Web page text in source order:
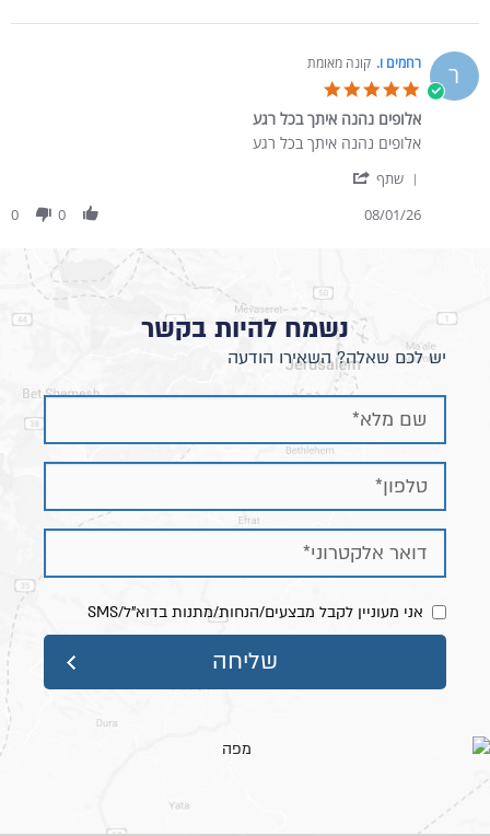
ר רחמים ו. קונה מאומת
אלופים נהנה איתך בכל רגע
Review by רחמים ו. on 8 Jan 2026
review stating אלופים נהנה איתך בכל רגע
אלופים נהנה איתך בכל רגע
שתף
08/01/26
0
0
נשמח להיות בקשר
יש לכם שאלה? השאירו הודעה
אני מעוניין לקבל מבצעים/הנחות/מתנות בדוא"ל/SMS